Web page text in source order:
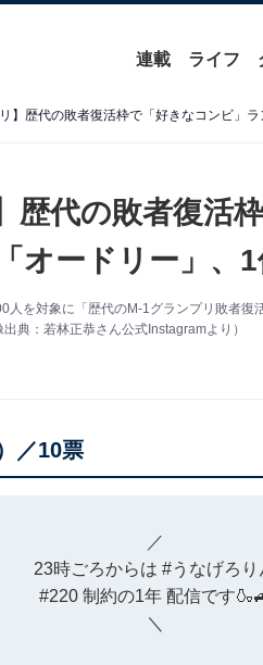
連載 ライフ
リ】歴代の敗者復活枠で「好きなコンビ」
歴代の敗者復活
オードリー」、1
人を対象に「歴代のM-1グランプリ敗者
典：若林正恭さん公式Instagramより）
／10票
／
23時ごろからは #うなげろり
#220 制約の1年 配信です
＼